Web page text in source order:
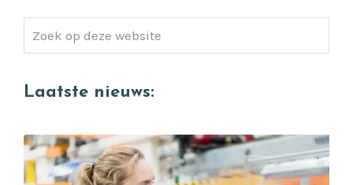
Zoek
op
website
Laatste nieuws: